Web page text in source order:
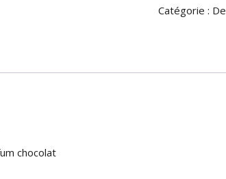
Catégorie :
chocolat